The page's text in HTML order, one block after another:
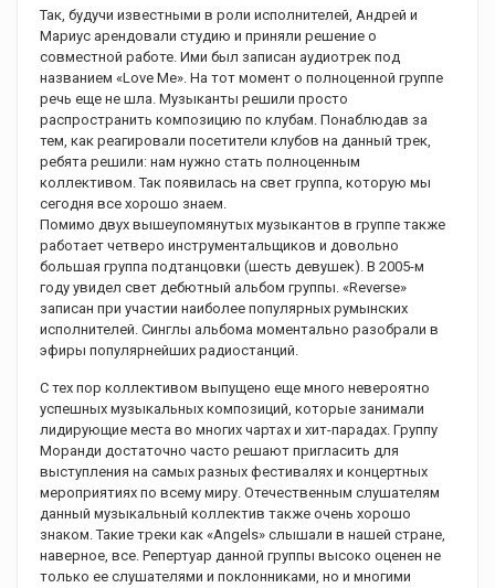
Так, будучи известными в роли исполнителей, Андрей и
Мариус арендовали студию и приняли решение о
совместной работе. Ими был записан аудиотрек под
названием «Love Me». На тот момент о полноценной группе
речь еще не шла. Музыканты решили просто
распространить композицию по клубам. Понаблюдав за
тем, как реагировали посетители клубов на данный трек,
ребята решили: нам нужно стать полноценным
коллективом. Так появилась на свет группа, которую мы
сегодня все хорошо знаем.
Помимо двух вышеупомянутых музыкантов в группе также
работает четверо инструментальщиков и довольно
большая группа подтанцовки (шесть девушек). В 2005-м
году увидел свет дебютный альбом группы. «Reverse»
записан при участии наиболее популярных румынских
исполнителей. Синглы альбома моментально разобрали в
эфиры популярнейших радиостанций.
С тех пор коллективом выпущено еще много невероятно
успешных музыкальных композиций, которые занимали
лидирующие места во многих чартах и хит-парадах. Группу
Моранди достаточно часто решают пригласить для
выступления на самых разных фестивалях и концертных
мероприятиях по всему миру. Отечественным слушателям
данный музыкальный коллектив также очень хорошо
знаком. Такие треки как «Angels» слышали в нашей стране,
наверное, все. Репертуар данной группы высоко оценен не
только ее слушателями и поклонниками, но и многими